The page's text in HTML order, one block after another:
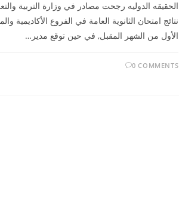
الحقيقه الدوليه رجحت مصادر في وزارة التربية
نتائج امتحان الثانوية العامة في الفروع الأكاديمية
الأول من الشهر المقبل, في حين توقع مدير…
0 COMMENTS